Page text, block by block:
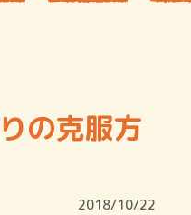
の克服方
2018/10/22